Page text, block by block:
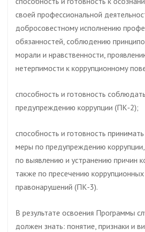
своей профессиональной
добросовестному исполнению
обязанностей, соблюдению
морали и нравственности,
нетерпимости к коррупционному
способность и готовность
предупреждению коррупции (ПК-2);
способность и готовность
меры по предупреждению
по выявлению и устранению причин
также по пресечению
правонарушений (ПК-3).
В результате освоения Программы
должен знать: понятие, признаки и